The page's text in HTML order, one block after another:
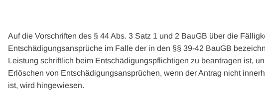
Auf die Vorschriften des § 44 Abs. 3 Satz 1 und 2 BauGB über die
Entschädigungsansprüche im Falle der in den §§ 39-42 BauGB
Leistung schriftlich beim Entschädigungspflichtigen zu beantragen ist,
Erlöschen von Entschädigungsansprüchen, wenn der Antrag nicht
ist, wird hingewiesen.